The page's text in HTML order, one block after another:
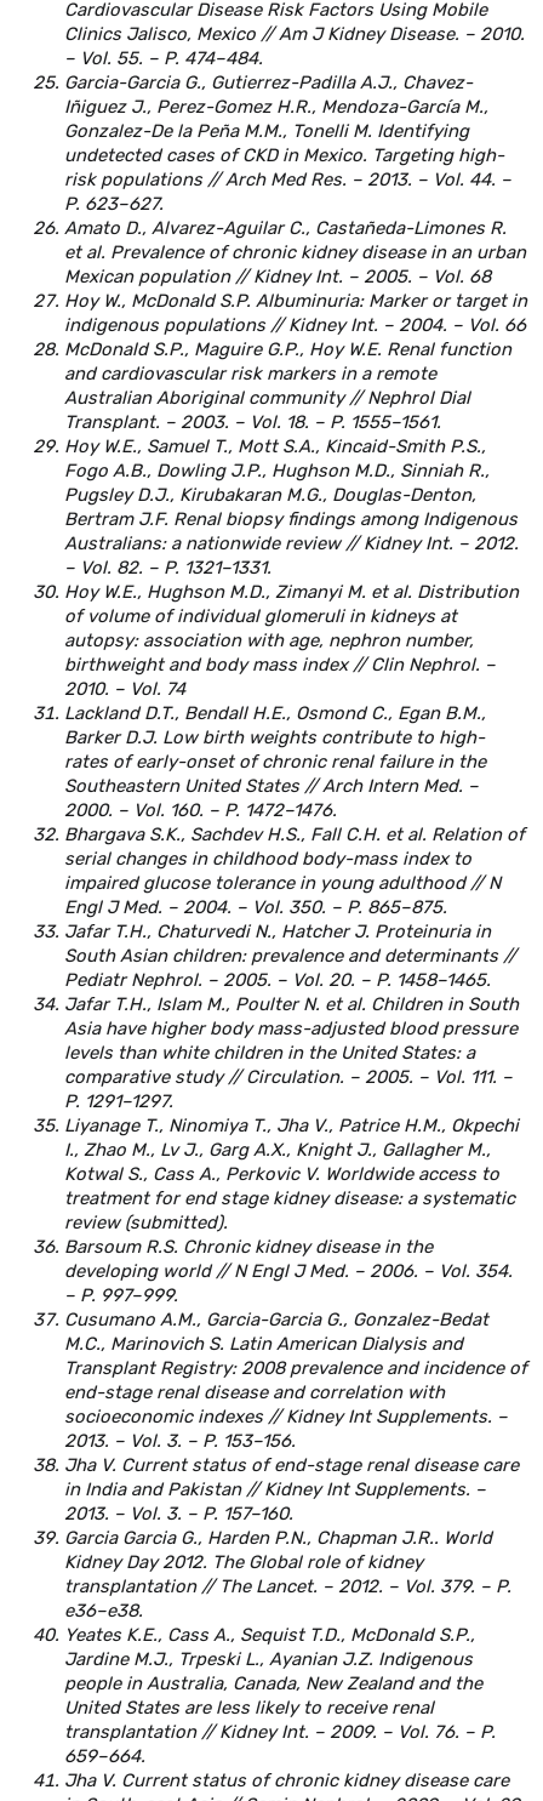
Cardiovascular Disease Risk Factors Using Mobile
Clinics Jalisco, Mexico // Am J Kidney Disease. – 2010.
– Vol. 55. – P. 474–484.
Garcia-Garcia G., Gutierrez-Padilla A.J., Chavez-
Iñiguez J., Perez-Gomez H.R., Mendoza-García M.,
Gonzalez-De la Peña M.M., Tonelli M. Identifying
undetected cases of CKD in Mexico. Targeting high-
risk populations // Arch Med Res. – 2013. – Vol. 44. –
P. 623–627.
Amato D., Alvarez-Aguilar C., Castañeda-Limones R.
et al. Prevalence of chronic kidney disease in an urban
Mexican population // Kidney Int. – 2005. – Vol. 68
Hoy W., McDonald S.P. Albuminuria: Marker or target in
indigenous populations // Kidney Int. – 2004. – Vol. 66
McDonald S.P., Maguire G.P., Hoy W.E. Renal function
and cardiovascular risk markers in a remote
Australian Aboriginal community // Nephrol Dial
Transplant. – 2003. – Vol. 18. – P. 1555–1561.
Hoy W.E., Samuel T., Mott S.A., Kincaid-Smith P.S.,
Fogo A.B., Dowling J.P., Hughson M.D., Sinniah R.,
Pugsley D.J., Kirubakaran M.G., Douglas-Denton,
Bertram J.F. Renal biopsy findings among Indigenous
Australians: a nationwide review // Kidney Int. – 2012.
– Vol. 82. – P. 1321–1331.
Hoy W.E., Hughson M.D., Zimanyi M. et al. Distribution
of volume of individual glomeruli in kidneys at
autopsy: association with age, nephron number,
birthweight and body mass index // Clin Nephrol. –
2010. – Vol. 74
Lackland D.T., Bendall H.E., Osmond C., Egan B.M.,
Barker D.J. Low birth weights contribute to high-
rates of early-onset of chronic renal failure in the
Southeastern United States // Arch Intern Med. –
2000. – Vol. 160. – P. 1472–1476.
Bhargava S.K., Sachdev H.S., Fall C.H. et al. Relation of
serial changes in childhood body-mass index to
impaired glucose tolerance in young adulthood // N
Engl J Med. – 2004. – Vol. 350. – P. 865–875.
Jafar T.H., Chaturvedi N., Hatcher J. Proteinuria in
South Asian children: prevalence and determinants //
Pediatr Nephrol. – 2005. – Vol. 20. – P. 1458–1465.
Jafar T.H., Islam M., Poulter N. et al. Children in South
Asia have higher body mass-adjusted blood pressure
levels than white children in the United States: a
comparative study // Circulation. – 2005. – Vol. 111. –
P. 1291–1297.
Liyanage T., Ninomiya T., Jha V., Patrice H.M., Okpechi
I., Zhao M., Lv J., Garg A.X., Knight J., Gallagher M.,
Kotwal S., Cass A., Perkovic V. Worldwide access to
treatment for end stage kidney disease: a systematic
review (submitted).
Barsoum R.S. Chronic kidney disease in the
developing world // N Engl J Med. – 2006. – Vol. 354.
– P. 997–999.
Cusumano A.M., Garcia-Garcia G., Gonzalez-Bedat
M.C., Marinovich S. Latin American Dialysis and
Transplant Registry: 2008 prevalence and incidence of
end-stage renal disease and correlation with
socioeconomic indexes // Kidney Int Supplements. –
2013. – Vol. 3. – P. 153–156.
Jha V. Current status of end-stage renal disease care
in India and Pakistan // Kidney Int Supplements. –
2013. – Vol. 3. – P. 157–160.
Garcia Garcia G., Harden P.N., Chapman J.R.. World
Kidney Day 2012. The Global role of kidney
transplantation // The Lancet. – 2012. – Vol. 379. – P.
e36–e38.
Yeates K.E., Cass A., Sequist T.D., McDonald S.P.,
Jardine M.J., Trpeski L., Ayanian J.Z. Indigenous
people in Australia, Canada, New Zealand and the
United States are less likely to receive renal
transplantation // Kidney Int. – 2009. – Vol. 76. – P.
659–664.
Jha V. Current status of chronic kidney disease care